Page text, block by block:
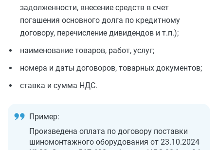
задолженности, внесение средств в счет
погашения основного долга по кредитному
договору, перечисление дивидендов и т.п.);
наименование товаров, работ, услуг;
номера и даты договоров, товарных документов;
ставка и сумма НДС.
Пример:
Произведена оплата по договору поставки
шиномонтажного оборудования от 23.10.2024